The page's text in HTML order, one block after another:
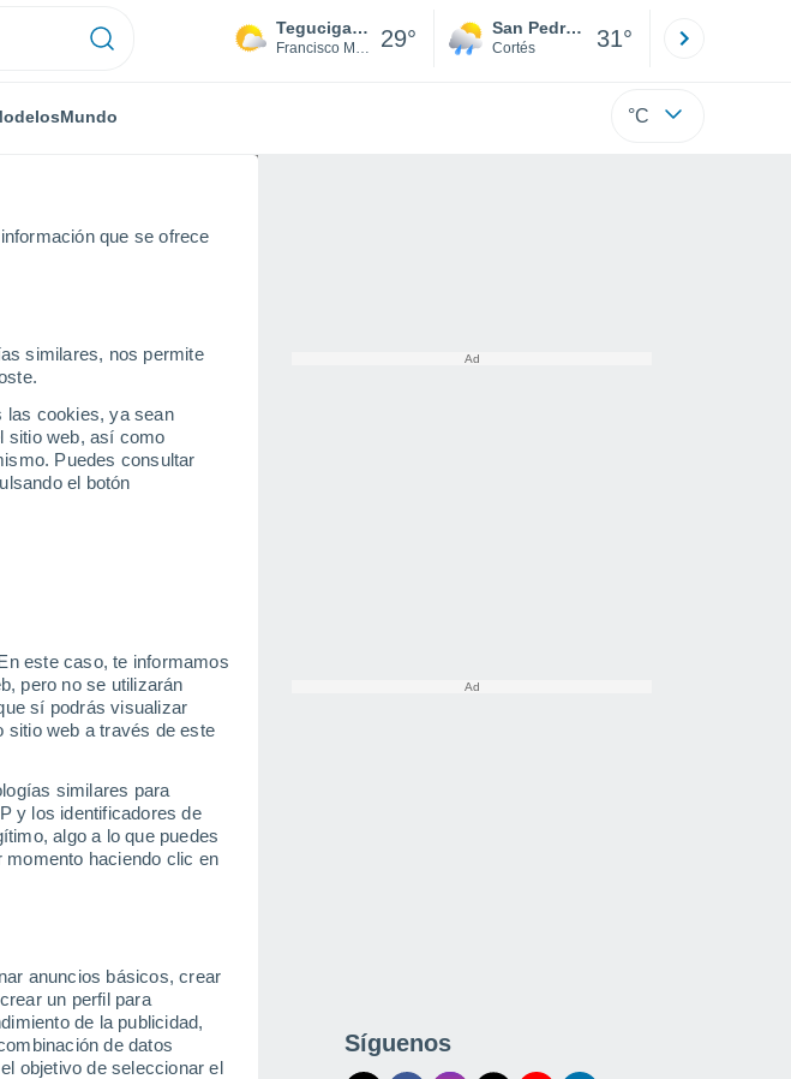
que se ofrece
similares, nos permite
las cookies, ya sean
sitio web, así como
Puedes consultar
el botón
este caso, te informamos
pero no se utilizarán
sí podrás visualizar
sitio web a través de este
similares para
y los identificadores de
algo a lo que puedes
momento haciendo clic en
anuncios básicos, crear
un perfil para
de la publicidad,
de datos
objetivo de seleccionar el
Tegucigalpa
Francisco Morazán 29° San Pedro Sula
Cortés 31°
Mundo °C
del
Síguenos